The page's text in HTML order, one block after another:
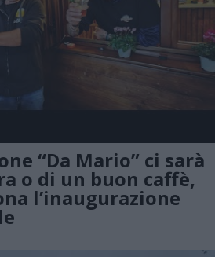
“Da Mario” ci sarà
o di un buon caffè,
l’inaugurazione